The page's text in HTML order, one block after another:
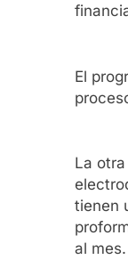
El
La
tienen
al mes.